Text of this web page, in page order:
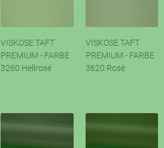
VISKOSE TAFT
PREMIUM - FARBE
3260 Hellrosé
VISKOSE TAFT
PREMIUM - FARBE
3620 Rosé